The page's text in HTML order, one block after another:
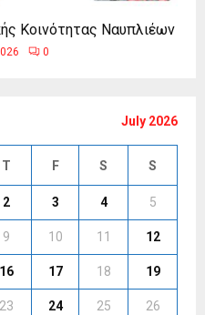
Κοινότητας Ναυπλιέων
0
July 2026
T F S S
2 3 4 5
9 10 11 12
16 17 18 19
23 24 25 26